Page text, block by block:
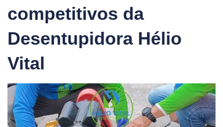
competitivos da
Desentupidora Hélio
Vital